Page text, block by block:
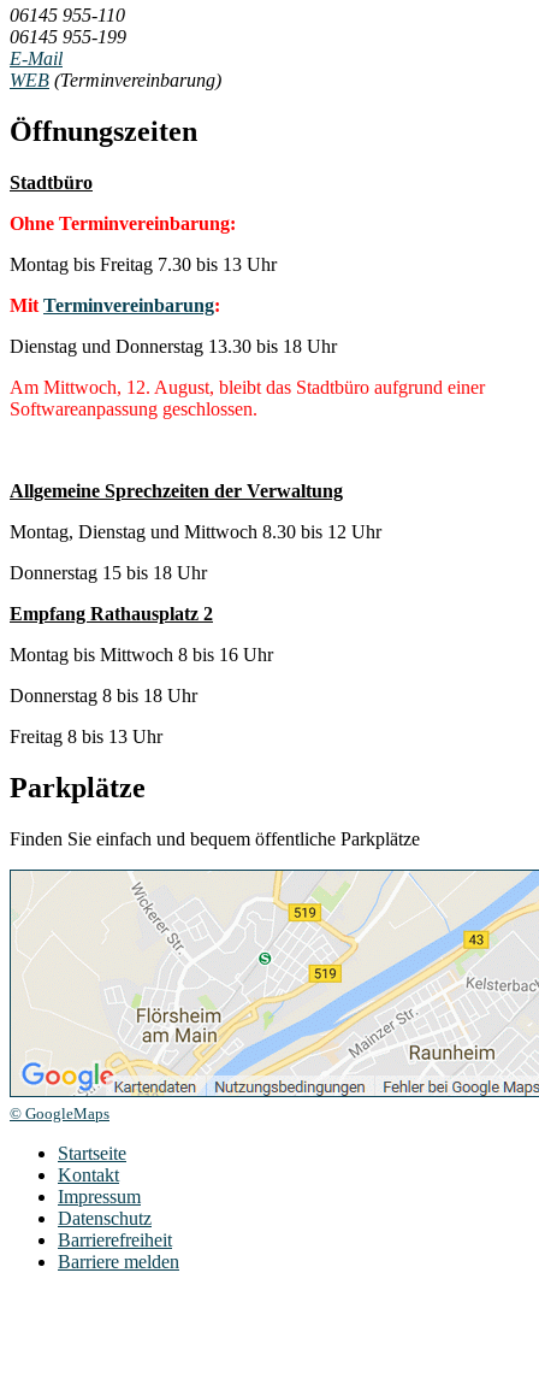
06145 955-110
06145 955-199
E-Mail
WEB (Terminvereinbarung)
Öffnungszeiten
Stadtbüro
Ohne Terminvereinbarung:
Montag bis Freitag 7.30 bis 13 Uhr
Mit Terminvereinbarung:
Dienstag und Donnerstag 13.30 bis 18 Uhr
Am Mittwoch, 12. August, bleibt das Stadtbüro aufgrund einer
Softwareanpassung geschlossen.
Allgemeine Sprechzeiten der Verwaltung
Montag, Dienstag und Mittwoch 8.30 bis 12 Uhr
Donnerstag 15 bis 18 Uhr
Empfang Rathausplatz 2
Montag bis Mittwoch 8 bis 16 Uhr
Donnerstag 8 bis 18 Uhr
Freitag 8 bis 13 Uhr
Parkplätze
Finden Sie einfach und bequem öffentliche Parkplätze
© GoogleMaps
Startseite
Kontakt
Impressum
Datenschutz
Barrierefreiheit
Barriere melden